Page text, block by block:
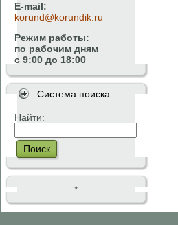
E-mail:
korund@korundik.ru
Режим работы:
по рабочим дням
с 9:00 до 18:00
Система поиска
Найти:
Поиск
*